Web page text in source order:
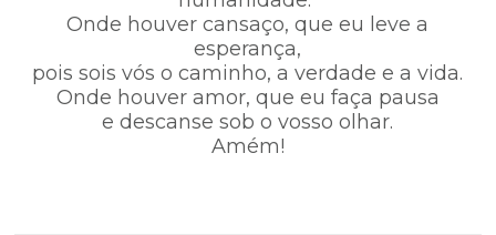
Onde houver cansaço, que eu leve a
esperança,
pois sois vós o caminho, a verdade e a vida.
Onde houver amor, que eu faça pausa
e descanse sob o vosso olhar.
Amém!